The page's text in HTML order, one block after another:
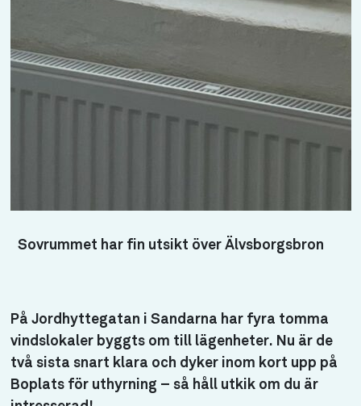
Sovrummet har fin utsikt över Älvsborgsbron
På Jordhyttegatan i Sandarna har fyra tomma
vindslokaler byggts om till lägenheter. Nu är de
två sista snart klara och dyker inom kort upp på
Boplats för uthyrning – så håll utkik om du är